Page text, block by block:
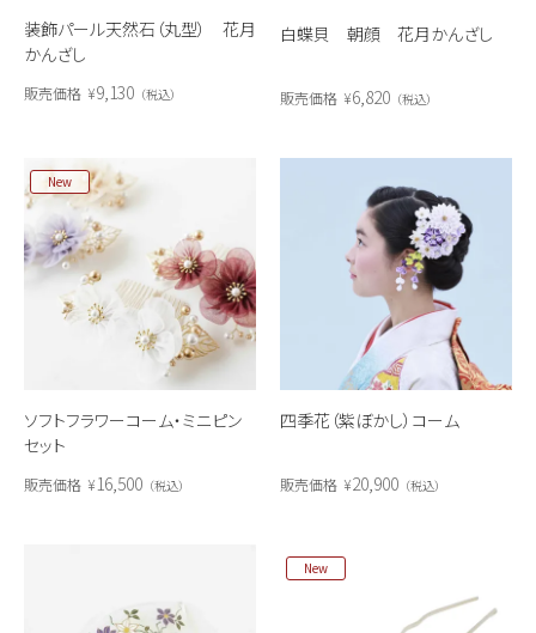
装飾パール天然石（丸型） 花月
かんざし
販売価格 ¥9,130 税込
白蝶貝 朝顔 花月かんざし
販売価格 ¥6,820 税込
ソフトフラワーコーム・ミニピン
セット
New
販売価格 ¥16,500 税込
四季花（紫ぼかし）コーム
販売価格 ¥20,900 税込
New